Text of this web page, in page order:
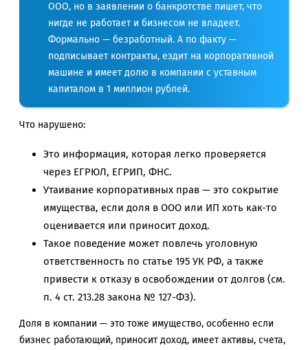
ООО, но в заявлении о банкротстве пишет, что
нигде не работает и бизнесом не владеет.
Формально — безработный. А по факту —
подписывает контракты, ездит на корпоративной
машине и имеет долю в компании с уставным
капиталом в 1 миллион рублей.
Что нарушено:
Это информация, которая легко проверяется
через ЕГРЮЛ, ЕГРИП, ФНС.
Утаивание корпоративных прав — это сокрытие
имущества, если доля в ООО или ИП хоть как-то
оценивается или приносит доход.
Такое поведение может повлечь уголовную
ответственность по статье 195 УК РФ, а также
привести к отказу в освобождении от долгов (см.
п. 4 ст. 213.28 закона № 127-ФЗ).
Доля в компании — это тоже имущество, особенно если
бизнес работающий, приносит доход, имеет активы, счета,